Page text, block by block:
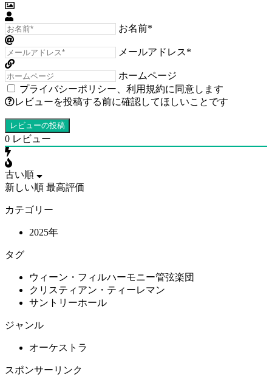
お名前*
メールアドレス*
ホームページ
プライバシーポリシー
利用規約に同意します
レビューを投稿する前に確認してほしいことです
0 レビュー
古い順
新しい順 最高評価
カテゴリー
2025年
タグ
ウィーン・フィルハーモニー管弦楽団
クリスティアン・ティーレマン
サントリーホール
ジャンル
オーケストラ
スポンサーリンク